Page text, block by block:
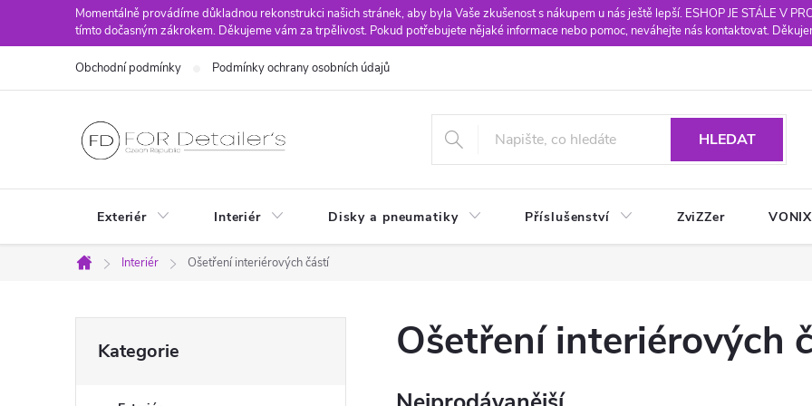
Momentálně provádíme důkladnou rekonstrukci našich stránek, aby byla Vaše zkušenost s nákupem u nás ještě lepší. ESHOP JE STÁLE V
tímto dočasným zákrokem. Děkujeme vám za trpělivost. Pokud potřebujete nějaké informace nebo pomoc, neváhejte nás kontaktovat.
Obchodní podmínky Podmínky ochrany osobních údajů
HLEDAT
Exteriér Interiér Disky a pneumatiky Příslušenství ZviZZer
Domů
Interiér Ošetření interiérových částí
kategorie
Kategorie Ošetření interiérových